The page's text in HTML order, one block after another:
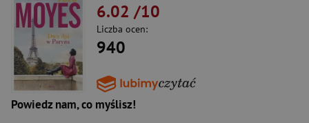
6.02 /10
Liczba ocen:
940
Powiedz nam, co myślisz!